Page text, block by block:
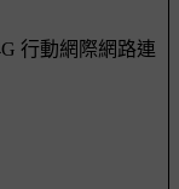
行動網際網路連